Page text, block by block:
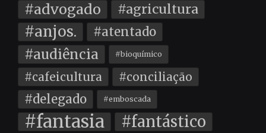
#advogado #agricultura
#anjos. #atentado
#audiência #bioquímico
#cafeicultura #conciliação
#delegado #emboscada
#fantasia #fantástico